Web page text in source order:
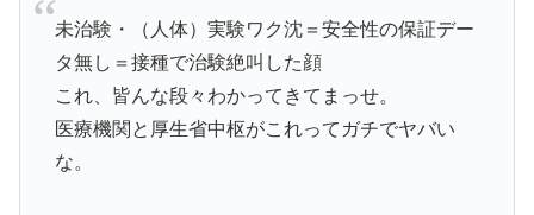
未治験・（人体）実験ワク沈＝安全性の保証デー
タ無し＝接種で治験絶叫した顔
これ、皆んな段々わかってきてまっせ。
医療機関と厚生省中枢がこれってガチでヤバい
な。